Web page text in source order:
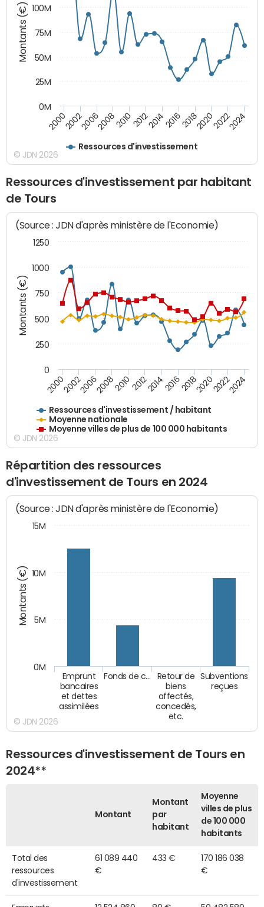
Montants (€)
Ressources d'investissement
200020022006200820102012201420162018202020222024
0M
25M
50M
75M
100M
© JDN 2026
Ressources d'investissement par habitant
de Tours
Montants (€)
(Source : JDN d'après ministère de l'Economie)
Ressources d'investissement / habitant
Moyenne nationale
Moyenne villes de plus de 100 000 habitants
200020022006200820102012201420162018202020222024
0
250
500
750
1000
1250
© JDN 2026
Répartition des ressources
d'investissement de Tours en 2024
Montants (€)
(Source : JDN d'après ministère de l'Economie)
Emprunt
bancaires
et dettes
assimilées
Fonds de c…
Retour de
biens
affectés,
concedés,
etc.
Subventions
reçues
0M
5M
10M
15M
© JDN 2026
Ressources d'investissement de Tours en
2024**
Montant
Montant
par
habitant
Moyenne
villes de plus
de 100 000
habitants
Total des
ressources
d'investissement
61 089 440
€
433 €
170 186 038
€